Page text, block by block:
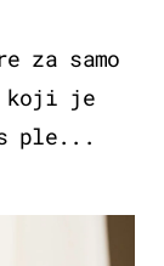
za samo
koji je
ple...